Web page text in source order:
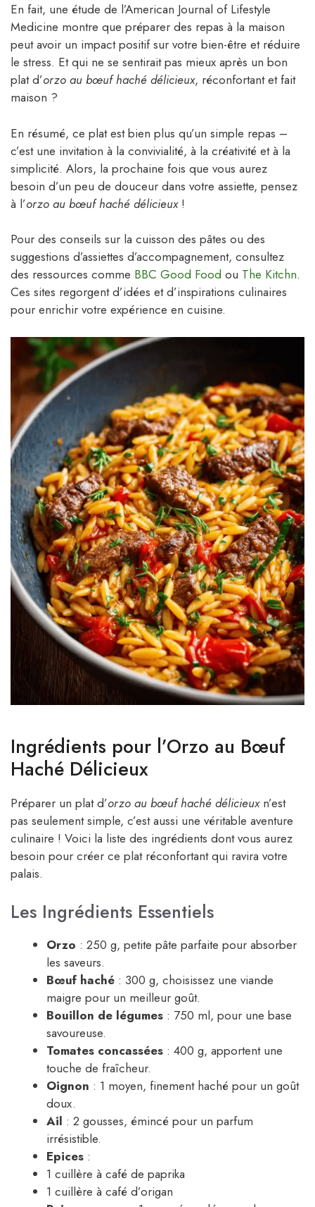
En fait, une étude de l’American Journal of Lifestyle
Medicine montre que préparer des repas à la maison
peut avoir un impact positif sur votre bien-être et réduire
le stress. Et qui ne se sentirait pas mieux après un bon
plat d’orzo au bœuf haché délicieux, réconfortant et fait
maison ?
En résumé, ce plat est bien plus qu’un simple repas –
c’est une invitation à la convivialité, à la créativité et à la
simplicité. Alors, la prochaine fois que vous aurez
besoin d’un peu de douceur dans votre assiette, pensez
à l’orzo au bœuf haché délicieux!
Pour des conseils sur la cuisson des pâtes ou des
suggestions d’assiettes d’accompagnement, consultez
des ressources comme BBC Good Food ou The Kitchn.
Ces sites regorgent d’idées et d’inspirations culinaires
pour enrichir votre expérience en cuisine.
Ingrédients pour l’Orzo au Bœuf
Haché Délicieux
Préparer un plat d’orzo au bœuf haché délicieuxn’est
pas seulement simple, c’est aussi une véritable aventure
culinaire ! Voici la liste des ingrédients dont vous aurez
besoin pour créer ce plat réconfortant qui ravira votre
palais.
Les Ingrédients Essentiels
Orzo : 250 g, petite pâte parfaite pour absorber
les saveurs.
Bœuf haché : 300 g, choisissez une viande
maigre pour un meilleur goût.
Bouillon de légumes : 750 ml, pour une base
savoureuse.
Tomates concassées : 400 g, apportent une
touche de fraîcheur.
Oignon : 1 moyen, finement haché pour un goût
doux.
Ail : 2 gousses, émincé pour un parfum
irrésistible.
Epices :
1 cuillère à café de paprika
1 cuillère à café d’origan